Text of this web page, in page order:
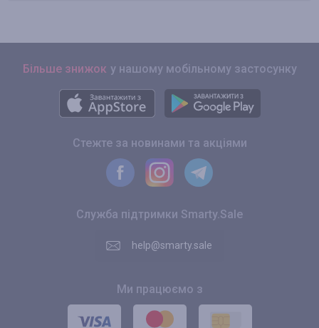
Більше знижок у нашому мобільному застосунку
Стежте за новинами та акціями
Служба підтримки Smarty.Sale
help@smarty.sale
Ми працюємо з